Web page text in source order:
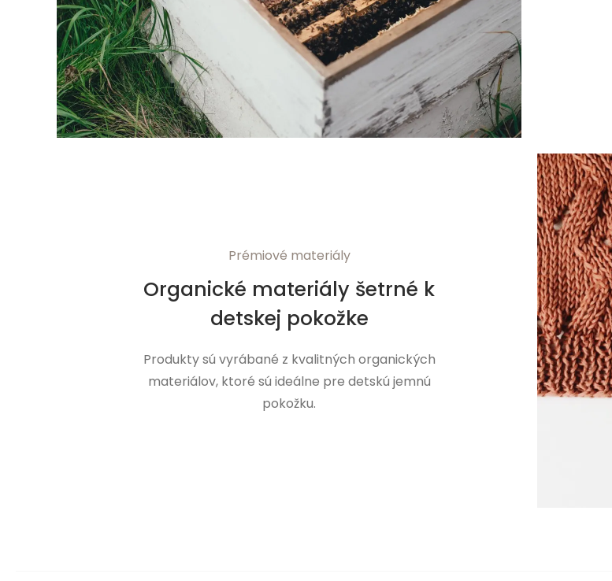
Prémiové materiály
Organické materiály šetrné k
detskej pokožke
Produkty sú vyrábané z kvalitných organických
materiálov, ktoré sú ideálne pre detskú jemnú
pokožku.